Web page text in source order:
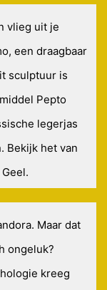
vlieg uit je
een draagbaar
sculptuur is
Pepto
legerjas
Bekijk het van
Maar dat
ongeluk?
kreeg